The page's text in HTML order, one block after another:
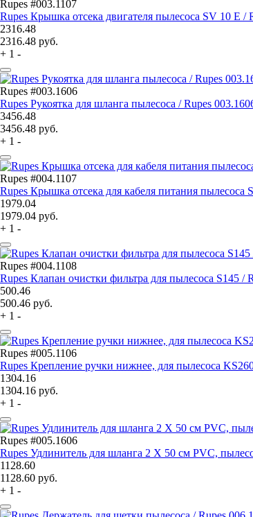
Rupes #003.1107
Rupes Крышка отсека двигателя пылесоса SV 10 E /
2316.48
2316.48 руб.
+ 1 -
Rupes #003.1606
Rupes Рукоятка для шланга пылесоса / Rupes
3456.48
3456.48 руб.
+ 1 -
Rupes #004.1107
Rupes Крышка отсека для кабеля питания пылесоса
1979.04
1979.04 руб.
+ 1 -
Rupes #004.1108
Rupes Клапан очистки фильтра для пылесоса S145 /
500.46
500.46 руб.
+ 1 -
Rupes #005.1106
Rupes Крепление ручки нижнее, для пылесоса
1304.16
1304.16 руб.
+ 1 -
Rupes #005.1606
Rupes Удлинитель для шланга 2 Х 50 см PVC,
1128.60
1128.60 руб.
+ 1 -